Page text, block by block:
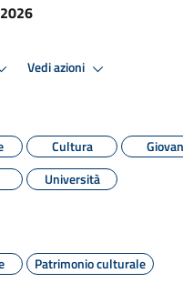
Vedi azioni
Cultura
Università
Patrimonio culturale